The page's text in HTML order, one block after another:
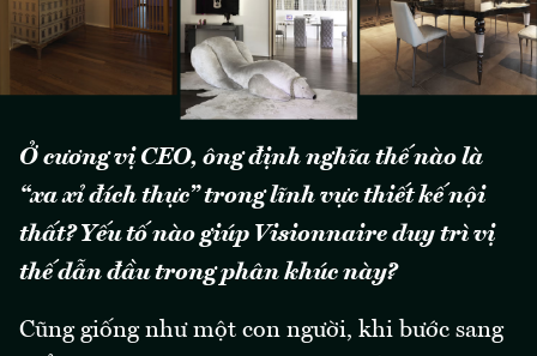
Ở cương vị CEO, ông định nghĩa thế nào là
“xa xỉ đích thực” trong lĩnh vực thiết kế nội
thất? Yếu tố nào giúp Visionnaire duy trì vị
thế dẫn đầu trong phân khúc này?
Cũng giống như một con người, khi bước sang